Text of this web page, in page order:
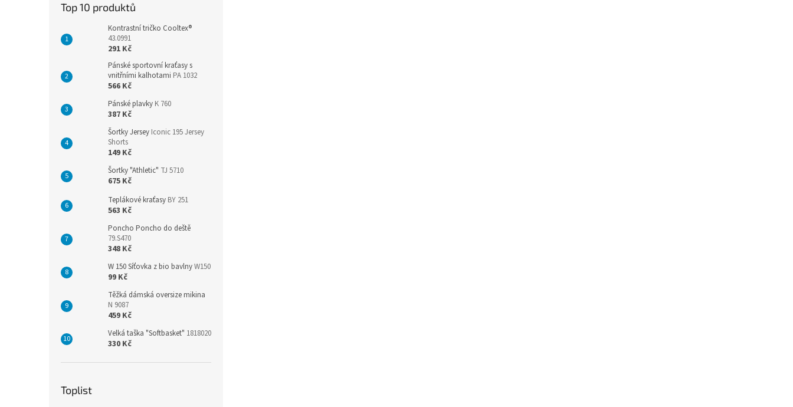
Top 10 produktů
Kontrastní tričko Cooltex®
43.0991
291 Kč
Pánské sportovní kraťasy s
vnitřními kalhotami PA 1032
566 Kč
Pánské plavky K 760
387 Kč
Šortky Jersey Iconic 195 Jersey
Shorts
149 Kč
Šortky "Athletic" TJ 5710
675 Kč
Teplákové kraťasy BY 251
563 Kč
Poncho Poncho do deště
79.S470
348 Kč
W 150 Síťovka z bio bavlnyW150
99 Kč
Těžká dámská oversize mikina
N 9087
459 Kč
Velká taška "Softbasket" 1818020
330 Kč
Toplist